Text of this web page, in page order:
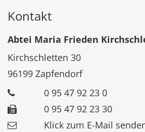
Kontakt
Abtei Maria Frieden
Kirchschletten 30
96199 Zapfendorf
0 95 47 92 23 0
0 95 47 92 23 30
Klick zum E-Mail